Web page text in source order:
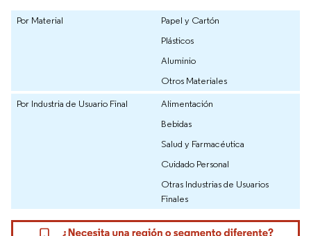
Por Material
Papel y Cartón
Plásticos
Aluminio
Otros Materiales
Por Industria de Usuario Final
Alimentación
Bebidas
Salud y Farmacéutica
Cuidado Personal
Otras Industrias de Usuarios
Finales